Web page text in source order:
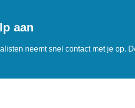
aan
neemt snel contact met je op.